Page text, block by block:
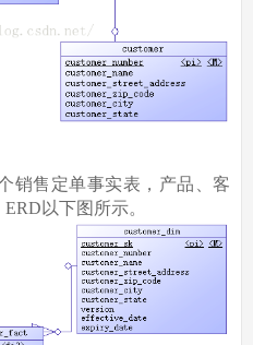
售定单事实表，产品、客
以下图所示。